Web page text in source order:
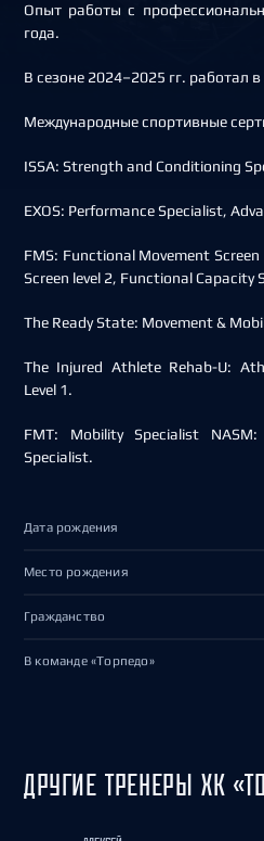
Опыт работы с
года.
В сезоне 2024–2025 гг. работал в
Международные спортивные
ISSA: Strength and Conditioning
EXOS: Performance Specialist,
FMS: Functional Movement
Screen level 2, Functional Capacity
The Ready State: Movement &
The Injured Athlete Rehab-U:
Level 1.
FMT: Mobility Specialist NASM:
Specialist.
Дата рождения
Место рождения
Гражданство
В команде «Торпедо»
ДРУГИЕ ТРЕНЕРЫ ХК